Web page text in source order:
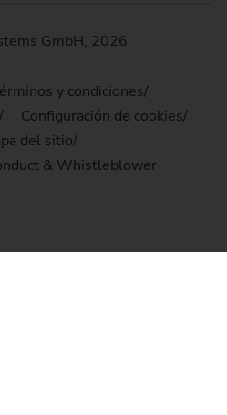
GmbH, 2026
y condiciones
Configuración de cookies
del sitio
& Whistleblower